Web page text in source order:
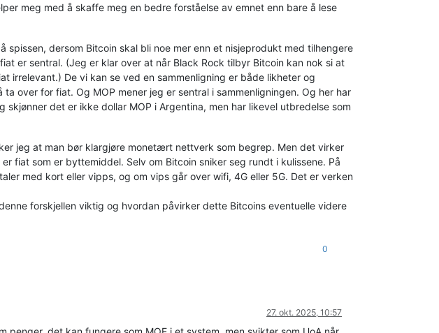
meg med å skaffe meg en bedre forståelse av emnet enn bare å lese
dersom Bitcoin skal bli noe mer enn et nisjeprodukt med tilhengere
er sentral. (Jeg er klar over at når Black Rock tilbyr Bitcoin kan nok si at
irrelevant.) De vi kan se ved en sammenligning er både likheter og
over for fiat. Og MOP mener jeg er sentral i sammenligningen. Og her har
det er ikke dollar MOP i Argentina, men har likevel utbredelse som
jeg at man bør klargjøre monetært nettverk som begrep. Men det virker
fiat som er byttemiddel. Selv om Bitcoin sniker seg rundt i kulissene. På
med kort eller vipps, og om vips går over wifi, 4G eller 5G. Det er verken
forskjellen viktig og hvordan påvirker dette Bitcoins eventuelle videre
0
27. okt. 2025, 10:57